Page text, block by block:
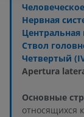
Нервная
Центральная
Ствол
Четвертый
Apertura
Основные
относящихся